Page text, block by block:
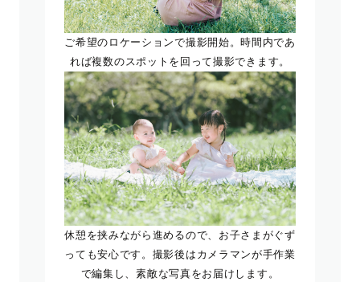
ご希望のロケーションで撮影開始。時間内であ
れば複数のスポットを回って撮影できます。
休憩を挟みながら進めるので、お子さまがぐず
っても安心です。撮影後はカメラマンが手作業
で編集し、素敵な写真をお届けします。